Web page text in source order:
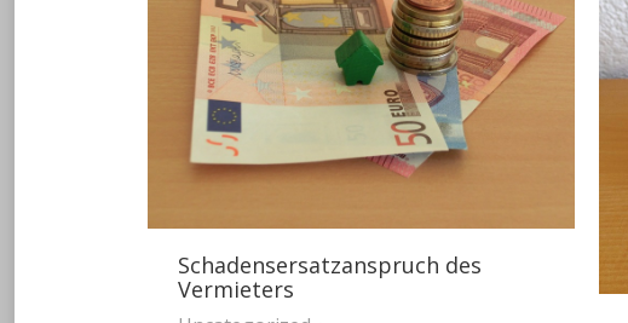
Schadensersatzanspruch des
Vermieters